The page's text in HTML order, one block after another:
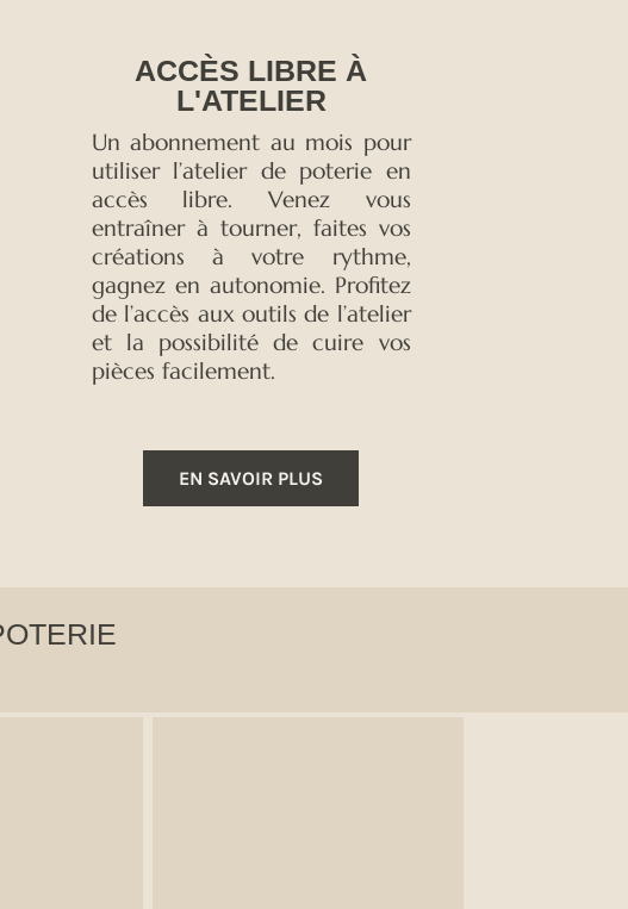
ACCÈS LIBRE À
L'ATELIER
Un abonnement au mois pour
utiliser l’atelier de poterie en
accès libre. Venez vous
entraîner à tourner, faites vos
créations à votre rythme,
gagnez en autonomie. Profitez
de l’accès aux outils de l’atelier
et la possibilité de cuire vos
pièces facilement.
EN SAVOIR PLUS